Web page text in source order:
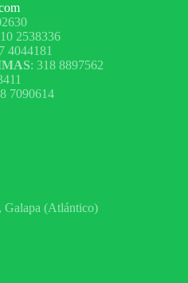
2538336
4044181
: 318 8897562
7090614
Galapa (Atlántico)